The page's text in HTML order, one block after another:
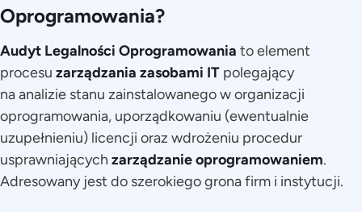
Oprogramowania?
Audyt Legalności Oprogramowania to element
procesu zarządzania zasobami IT polegający
na analizie stanu zainstalowanego w organizacji
oprogramowania, uporządkowaniu (ewentualnie
uzupełnieniu) licencji oraz wdrożeniu procedur
usprawniających zarządzanie oprogramowaniem.
Adresowany jest do szerokiego grona firm i instytucji.